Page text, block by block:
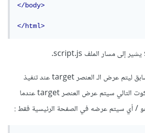
</body>
</html>
ويمكنك تعديل الملف السابق ليتم عرض الـ العنصر target عند تنفيذ
شرط معين، فمثلاً في الكوت التالي سيتم عرض العنصر target عندما